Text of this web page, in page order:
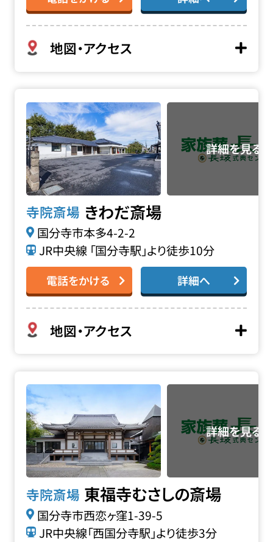
地図・アクセス
寺院斎場 きわだ斎場
国分寺市本多4-2-2
JR中央線 「国分寺駅」より徒歩10分
電話をかける 詳細へ
地図・アクセス
寺院斎場 東福寺むさしの斎場
国分寺市西恋ヶ窪1-39-5
JR中央線「西国分寺駅」より徒歩3分